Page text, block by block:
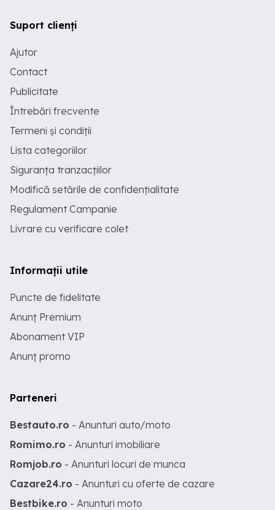
Suport clienți
Ajutor
Contact
Publicitate
Întrebări frecvente
Termeni și condiții
Lista categoriilor
Siguranța tranzacțiilor
Modifică setările de confidențialitate
Regulament Campanie
Livrare cu verificare colet
Informații utile
Puncte de fidelitate
Anunț Premium
Abonament VIP
Anunț promo
Parteneri
Bestauto.ro - Anunturi auto/moto
Romimo.ro - Anunturi imobiliare
Romjob.ro - Anunturi locuri de munca
Cazare24.ro - Anunturi cu oferte de cazare
Bestbike.ro - Anunturi moto